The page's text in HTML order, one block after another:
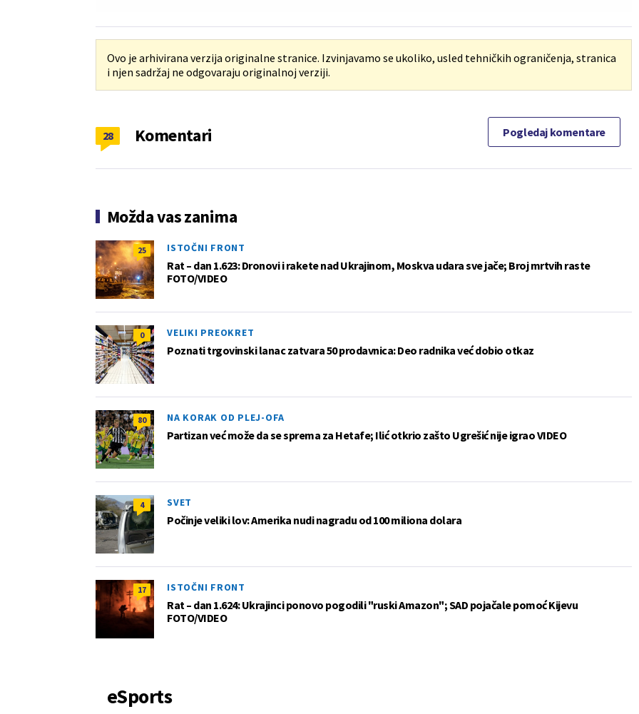
Ovo je arhivirana verzija originalne stranice. Izvinjavamo se ukoliko, usled tehničkih ograničenja, stranica
i njen sadržaj ne odgovaraju originalnoj verziji.
Komentari
28 Pogledaj komentare
Možda vas zanima
25 ISTOČNI FRONT
Rat – dan 1.623: Dronovi i rakete nad Ukrajinom, Moskva udara sve jače; Broj mrtvih raste
FOTO/VIDEO
0 VELIKI PREOKRET
Poznati trgovinski lanac zatvara 50 prodavnica: Deo radnika već dobio otkaz
80 NA KORAK OD PLEJ-OFA
Partizan već može da se sprema za Hetafe; Ilić otkrio zašto Ugrešić nije igrao VIDEO
4 SVET
Počinje veliki lov: Amerika nudi nagradu od 100 miliona dolara
17 ISTOČNI FRONT
Rat – dan 1.624: Ukrajinci ponovo pogodili "ruski Amazon"; SAD pojačale pomoć Kijevu
FOTO/VIDEO
eSports